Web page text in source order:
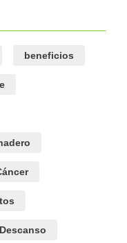
beneficios
Descanso